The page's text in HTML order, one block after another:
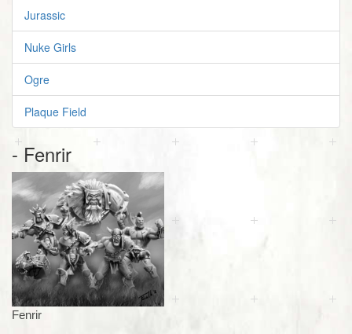
Jurassic
Nuke Girls
Ogre
Plaque Field
- Fenrir
Fenrir